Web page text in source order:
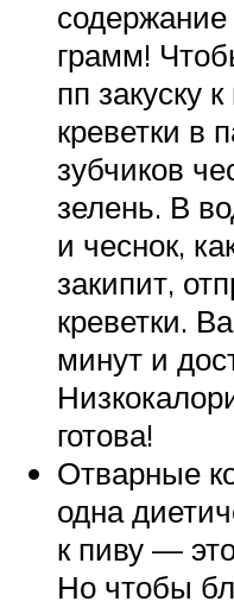
содержание
грамм!
пп закуску
креветки в
зубчиков
зелень. В
и чеснок,
закипит,
креветки.
минут и
готова!
Отварные
одна
к пиву —
Но чтобы